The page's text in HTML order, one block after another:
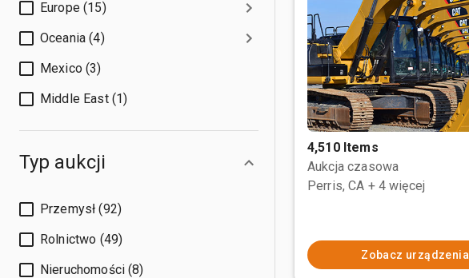
Europe (15)
Oceania (4)
Mexico (3)
Middle East (1)
Typ aukcji
Przemysł (92)
Rolnictwo (49)
Nieruchomości (8)
4,510 Items
Aukcja czasowa
Perris, CA + 4 więcej
Zobacz urządzenia